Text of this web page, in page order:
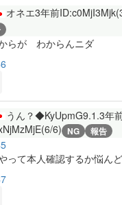
オネエ3年前
らが わからんニダ
うん？◆KyUpmG9.1.3年
6) NG 報告
って本人確認するか悩ん